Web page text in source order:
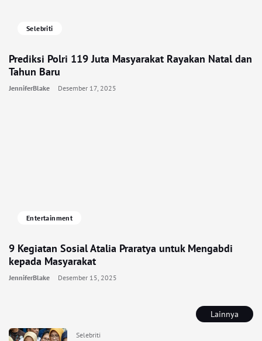
Lainnya
Selebriti
Selebriti
Prediksi Polri 119 Juta Masyarakat Rayakan Natal dan
Tahun Baru
JenniferBlake Desember 17, 2025
Entertainment
9 Kegiatan Sosial Atalia Praratya untuk Mengabdi
kepada Masyarakat
JenniferBlake Desember 15, 2025